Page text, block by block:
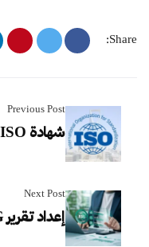
Share:
Previous Post
شهادة ISO المقاولات للشركات في السعودية
Next Post
إعداد تقرير ESG للشركات السعودية